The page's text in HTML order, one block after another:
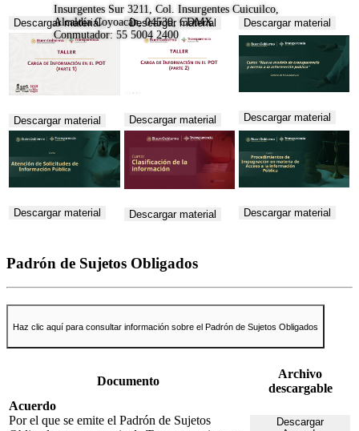
Descargar material Descargar material Descargar material
Descargar material Descargar material Descargar material
Descargar material Descargar material Descargar material
Padrón de Sujetos Obligados
Haz clic aquí para consultar información sobre el Padrón de Sujetos Obligados
Documento
Archivo
descargable
Acuerdo
Por el que se emite el Padrón de Sujetos
Descargar
Insurgentes Sur 3211, Col. Insurgentes Cuicuilco,
Alcaldía Coyoacán, 04530, CDMX
Conmutador: 55 5004 2400